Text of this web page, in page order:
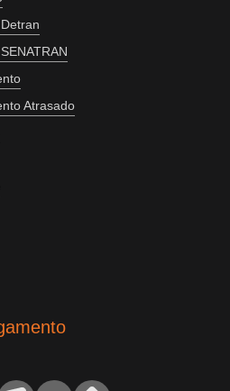
Atrasado